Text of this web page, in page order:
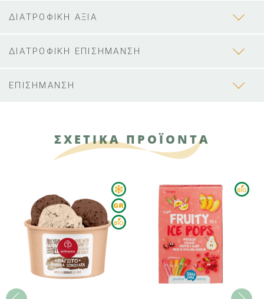
ΔΙΑΤΡΟΦΙΚΗ ΑΞΙΑ
ΔΙΑΤΡΟΦΙΚΗ ΕΠΙΣΗΜΑΝΣΗ
ΕΠΙΣΗΜΑΝΣΗ
ΣΧΕΤΙΚΑ ΠΡΟΪΟΝΤΑ